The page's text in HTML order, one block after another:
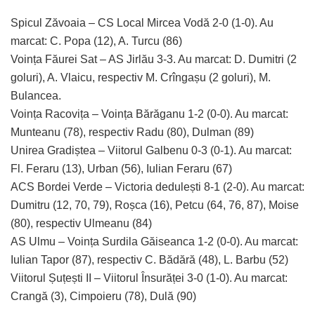
Spicul Zăvoaia – CS Local Mircea Vodă 2-0 (1-0). Au
marcat: C. Popa (12), A. Turcu (86)
Voința Făurei Sat – AS Jirlău 3-3. Au marcat: D. Dumitri (2
goluri), A. Vlaicu, respectiv M. Crîngașu (2 goluri), M.
Bulancea.
Voința Racovița – Voința Bărăganu 1-2 (0-0). Au marcat:
Munteanu (78), respectiv Radu (80), Dulman (89)
Unirea Gradiștea – Viitorul Galbenu 0-3 (0-1). Au marcat:
Fl. Feraru (13), Urban (56), Iulian Feraru (67)
ACS Bordei Verde – Victoria dedulești 8-1 (2-0). Au marcat:
Dumitru (12, 70, 79), Roșca (16), Petcu (64, 76, 87), Moise
(80), respectiv Ulmeanu (84)
AS Ulmu – Voința Surdila Găiseanca 1-2 (0-0). Au marcat:
Iulian Tapor (87), respectiv C. Bădără (48), L. Barbu (52)
Viitorul Șuțești II – Viitorul Însurăței 3-0 (1-0). Au marcat:
Crangă (3), Cimpoieru (78), Dulă (90)